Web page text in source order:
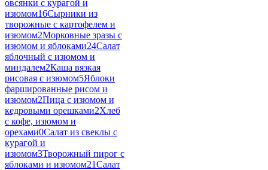
овсянки с курагой и
изюмом16Сырники из
творожные с картофелем и
изюмом2Морковные зразы с
изюмом и яблоками24Салат
яблочный с изюмом и
миндалем2Каша вязкая
рисовая с изюмом5Яблоки
фаршированные рисом и
изюмом2Пица с изюмом и
кедровыми орешками2Хлеб
с кофе, изюмом и
орехами0Салат из свеклы с
курагой и
изюмом3Творожный пирог с
яблоками и изюмом21Салат